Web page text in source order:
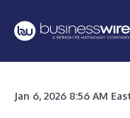
Jan 6, 2026 8:56 AM